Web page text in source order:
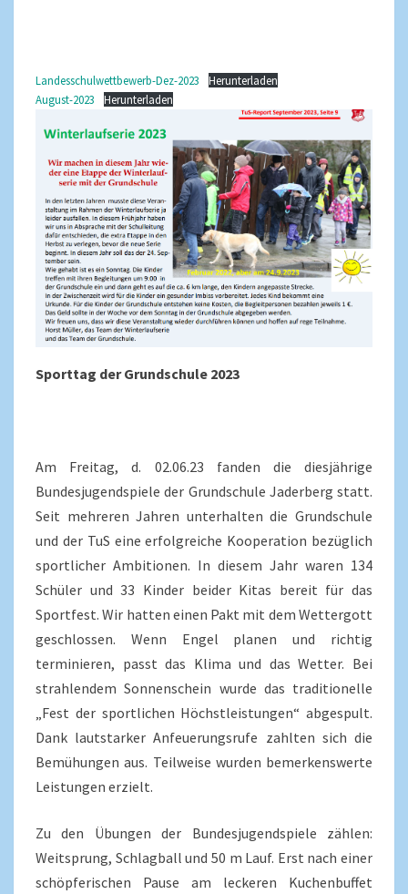
Landesschulwettbewerb-Dez-2023
Herunterladen
August-2023
Herunterladen
Sporttag der Grundschule 2023
Am Freitag, d. 02.06.23 fanden die diesjährige
Bundesjugendspiele der Grundschule Jaderberg statt.
Seit mehreren Jahren unterhalten die Grundschule
und der TuS eine erfolgreiche Kooperation bezüglich
sportlicher Ambitionen. In diesem Jahr waren 134
Schüler und 33 Kinder beider Kitas bereit für das
Sportfest. Wir hatten einen Pakt mit dem Wettergott
geschlossen. Wenn Engel planen und richtig
terminieren, passt das Klima und das Wetter. Bei
strahlendem Sonnenschein wurde das traditionelle
„Fest der sportlichen Höchstleistungen“ abgespult.
Dank lautstarker Anfeuerungsrufe zahlten sich die
Bemühungen aus. Teilweise wurden bemerkenswerte
Leistungen erzielt.
Zu den Übungen der Bundesjugendspiele zählen:
Weitsprung, Schlagball und 50 m Lauf. Erst nach einer
schöpferischen Pause am leckeren Kuchenbuffet